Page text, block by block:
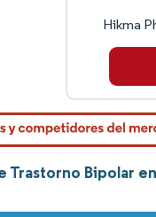
Hikma
Trastorno Bipolar